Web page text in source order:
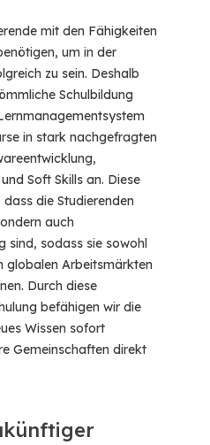
mit den Fähigkeiten
um in der
zu sein. Deshalb
Schulbildung
in stark nachgefragten
Soft Skills an. Diese
dass die Studierenden
auch
sind, sodass sie sowohl
globalen Arbeitsmärkten
Durch diese
befähigen wir die
Wissen sofort
Gemeinschaften direkt